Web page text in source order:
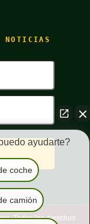
NOTICIAS
Todos los derechos
ayudarte?
coche
camión